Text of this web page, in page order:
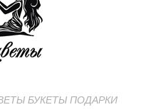
БУКЕТЫ ПОДАРКИ